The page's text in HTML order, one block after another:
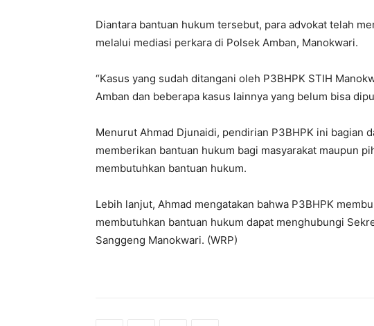
Diantara bantuan hukum tersebut, para advokat telah
melalui mediasi perkara di Polsek Amban, Manokwari.
“Kasus yang sudah ditangani oleh P3BHPK STIH
Amban dan beberapa kasus lainnya yang belum bisa
Menurut Ahmad Djunaidi, pendirian P3BHPK ini bagian
memberikan bantuan hukum bagi masyarakat maupun
membutuhkan bantuan hukum.
Lebih lanjut, Ahmad mengatakan bahwa P3BHPK
membutuhkan bantuan hukum dapat menghubungi
Sanggeng Manokwari. (WRP)